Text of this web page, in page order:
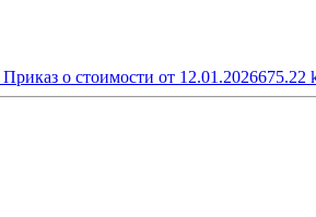
Приказ о стоимости от 12.01.2026675.22